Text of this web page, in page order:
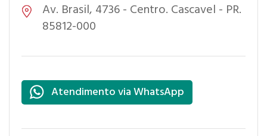
Av. Brasil, 4736 - Centro. Cascavel - PR.
85812-000
Atendimento via WhatsApp